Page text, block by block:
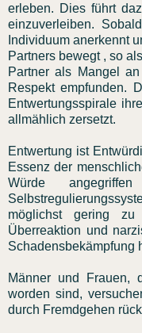
erleben. Dies führt
einzuverleiben.
Individuum anerkennt
Partners bewegt , so
Partner als Mangel
Respekt empfunden.
Entwertungsspirale
allmählich zersetzt.
Entwertung ist
Essenz der
Würde
möglichst gering zu
Überreaktion und
Schadensbekämpfung
Männer und Frauen,
worden sind,
durch Fremdgehen